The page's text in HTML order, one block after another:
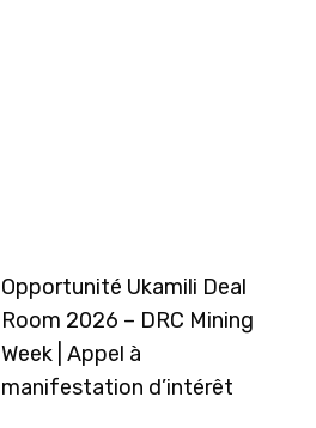
Opportunité Ukamili Deal
Room 2026 – DRC Mining
Week | Appel à
manifestation d’intérêt